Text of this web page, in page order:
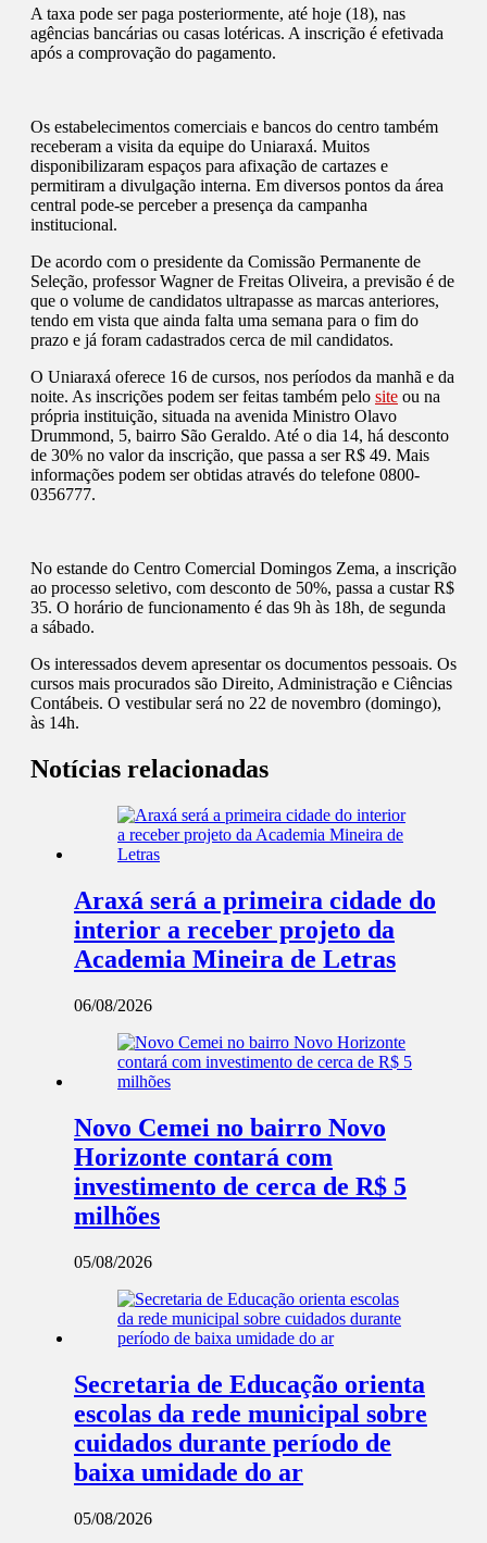
A taxa pode ser paga posteriormente, até hoje (18), nas
agências bancárias ou casas lotéricas. A inscrição é efetivada
após a comprovação do pagamento.
Os estabelecimentos comerciais e bancos do centro também
receberam a visita da equipe do Uniaraxá. Muitos
disponibilizaram espaços para afixação de cartazes e
permitiram a divulgação interna. Em diversos pontos da área
central pode-se perceber a presença da campanha
institucional.
De acordo com o presidente da Comissão Permanente de
Seleção, professor Wagner de Freitas Oliveira, a previsão é de
que o volume de candidatos ultrapasse as marcas anteriores,
tendo em vista que ainda falta uma semana para o fim do
prazo e já foram cadastrados cerca de mil candidatos.
O Uniaraxá oferece 16 de cursos, nos períodos da manhã e da
noite. As inscrições podem ser feitas também pelo site ou na
própria instituição, situada na avenida Ministro Olavo
Drummond, 5, bairro São Geraldo. Até o dia 14, há desconto
de 30% no valor da inscrição, que passa a ser R$ 49. Mais
informações podem ser obtidas através do telefone 0800-
0356777.
No estande do Centro Comercial Domingos Zema, a inscrição
ao processo seletivo, com desconto de 50%, passa a custar R$
35. O horário de funcionamento é das 9h às 18h, de segunda
a sábado.
Os interessados devem apresentar os documentos pessoais. Os
cursos mais procurados são Direito, Administração e Ciências
Contábeis. O vestibular será no 22 de novembro (domingo),
às 14h.
Notícias relacionadas
Araxá será a primeira cidade do
interior a receber projeto da
Academia Mineira de Letras
06/08/2026
Novo Cemei no bairro Novo
Horizonte contará com
investimento de cerca de R$ 5
milhões
05/08/2026
Secretaria de Educação orienta
escolas da rede municipal sobre
cuidados durante período de
baixa umidade do ar
05/08/2026